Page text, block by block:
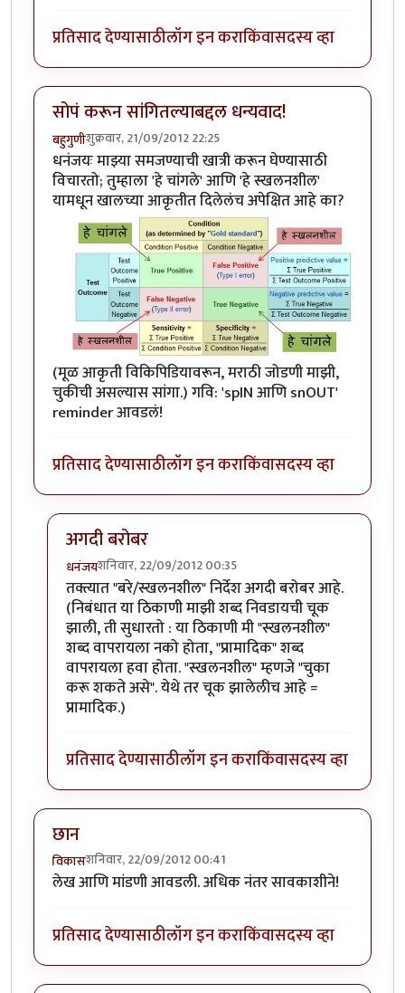
प्रतिसाद देण्यासाठीलॉग इन कराकिंवासदस्य व्हा
सोपं करून सांगितल्याबद्दल धन्यवाद!
बहुगुणीशुक्रवार, 21/09/2012 22:25
धनंजयः माझ्या समजण्याची खात्री करून घेण्यासाठी
विचारतो; तुम्हाला 'हे चांगले' आणि 'हे स्खलनशील'
यामधून खालच्या आकृतीत दिलेलंच अपेक्षित आहे का?
(मूळ आकृती विकिपिडियावरून, मराठी जोडणी माझी,
चुकीची असल्यास सांगा.) गवि: 'spIN आणि snOUT'
reminder आवडलं!
प्रतिसाद देण्यासाठीलॉग इन कराकिंवासदस्य व्हा
अगदी बरोबर
धनंजयशनिवार, 22/09/2012 00:35
In reply toसोपं करून सांगितल्याबद्दल धन्यवाद!by
तक्त्यात "बरे/स्खलनशील" निर्देश अगदी बरोबर आहे.
(निबंधात या ठिकाणी माझी शब्द निवडायची चूक
झाली, ती सुधारतो : या ठिकाणी मी "स्खलनशील"
शब्द वापरायला नको होता, "प्रामादिक" शब्द
वापरायला हवा होता. "स्खलनशील" म्हणजे "चुका
करू शकते असे". येथे तर चूक झालेलीच आहे =
प्रामादिक.)
प्रतिसाद देण्यासाठीलॉग इन कराकिंवासदस्य व्हा
छान
विकासशनिवार, 22/09/2012 00:41
लेख आणि मांडणी आवडली. अधिक नंतर सावकाशीने!
प्रतिसाद देण्यासाठीलॉग इन कराकिंवासदस्य व्हा